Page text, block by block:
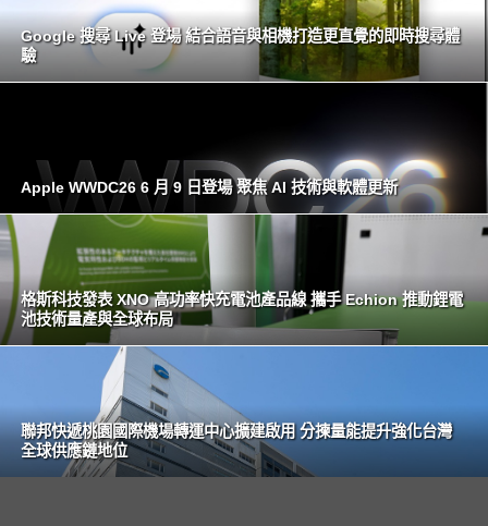
Google 搜尋 Live 登場 結合語音與相機打造更直覺的即時搜尋體
驗
Apple WWDC26 6 月 9 日登場 聚焦 AI 技術與軟體更新
格斯科技發表 XNO 高功率快充電池產品線 攜手 Echion 推動鋰電
池技術量產與全球布局
聯邦快遞桃園國際機場轉運中心擴建啟用 分揀量能提升強化台灣
全球供應鏈地位